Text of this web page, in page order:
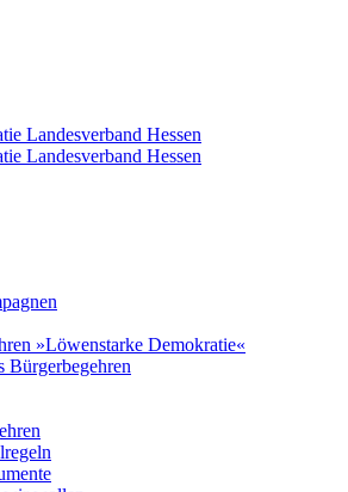
»Löwenstarke Demokratie«
Bürgerbegehren